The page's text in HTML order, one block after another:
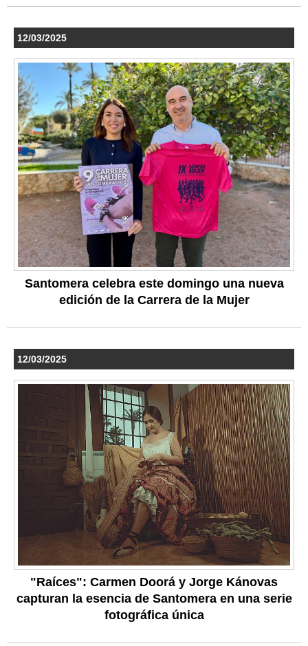
12/03/2025
Santomera celebra este domingo una nueva
edición de la Carrera de la Mujer
12/03/2025
"Raíces": Carmen Doorá y Jorge Kánovas
capturan la esencia de Santomera en una serie
fotográfica única